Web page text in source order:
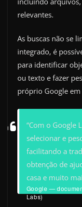
relevantes.
As buscas não se
integrado, é
para identificar
ou texto e fazer
próprio Google
“Com o Google
selecionar e
facilitando a
obtenção de
casa e muito
Google —
Labs)